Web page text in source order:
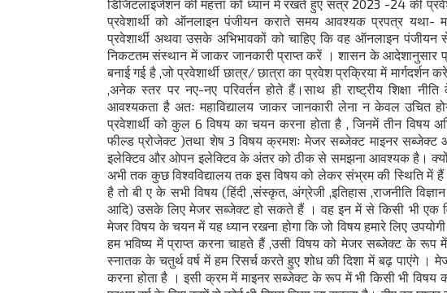
डिजिटलाइजेशन की महत्ता को ध्यान में रखते हुए सत्र 2023 -24 की
प्रवेशार्थी को ऑनलाइन पंजीयन कराते समय आवश्यक प्रपत्र यथा-
प्रवेशार्थी अथवा उसके अभिभावकों को चाहिए कि वह ऑनलाइन पंजीयन
निकटतम संस्थान में जाकर जानकारी प्राप्त करें । शासन के आदेशानुसार
बनाई गई है ,जो प्रवेशार्थी छात्र/ छात्रा का प्रवेश प्रक्रिया में मार्गदर्शन
,अनेक स्तर पर नए-नए परिवर्तन होते हैं।साथ ही राष्ट्रीय शिक्षा
आवश्यकता है अतः महाविद्यालय जाकर जानकारी लेना न केवल उचित
प्रवेशार्थी को कुल 6 विषय का चयन करना होता है , जिनमें तीन विषय
फील्ड प्रोजेक्ट )तथा शेष 3 विषय क्रमशः मेजर सब्जेक्ट माइनर
इलेक्टिव और ओपन इलेक्टिव के अंतर को ठीक से समझना आवश्यक है। क्योंकि
अभी तक कुछ विश्वविद्यालय तक इस विषय को लेकर संभ्रम की स्थिति में
है तो बी ए के सभी विषय (हिंदी ,संस्कृत, अंग्रेजी ,इतिहास ,राजनीति
आदि) उसके लिए मेजर सब्जेक्ट हो सकते हैं । वह इन में से किसी भी एक
मेजर विषय के चयन में यह ध्यान रखना होगा कि जो विषय हमारे लिए
हम भविष्य में प्राप्त करना चाहते हैं ,उसी विषय को मेजर सब्जेक्ट के रूप
स्नातक के चतुर्थ वर्ष में हम रिसर्च करते हुए शोध की दिशा में बढ़ पाएंगे ।
करना होता है । इसी क्रम में माइनर सब्जेक्ट के रूप में भी किसी भी विषय